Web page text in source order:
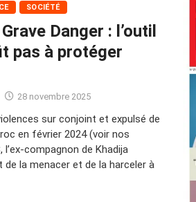
SOCIÉTÉ
Danger : l’outil
pas à protéger
28 novembre 2025
sur conjoint et expulsé de
en février 2024 (voir nos
l’ex-compagnon de Khadija
la menacer et de la harceler à